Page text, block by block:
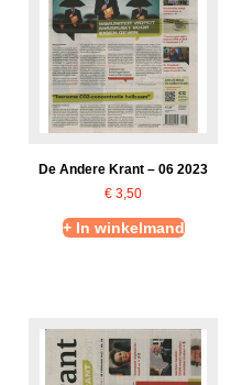
De Andere Krant – 06 2023
€ 3,50
+ In winkelmand